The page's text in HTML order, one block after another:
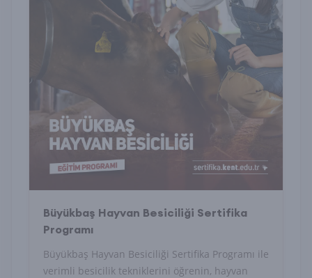
Büyükbaş Hayvan Besiciliği Sertifika
Programı
Büyükbaş Hayvan Besiciliği Sertifika Programı ile
verimli besicilik tekniklerini öğrenin, hayvan